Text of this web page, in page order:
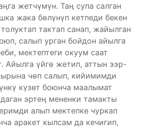
жетчүмүн. Таң супа салган
жака бөлүнүп кетпеди бекен
тактап санап, жайылган
салып урган бойдон айылга
мектептеги окуум саат
Айылга үйгө жетип, аттын ээр-
чөп салып, кийимимди
күзөт боюнча маалымат
эртең мененки тамакты
алып мектепке чуркап
аракет кылсам да кечигип,